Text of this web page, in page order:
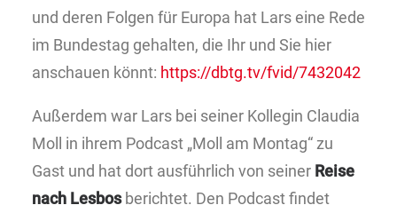
und deren Folgen für Europa hat Lars eine Rede
im Bundestag gehalten, die Ihr und Sie hier
anschauen könnt: https://dbtg.tv/fvid/7432042
Außerdem war Lars bei seiner Kollegin Claudia
Moll in ihrem Podcast „Moll am Montag“ zu
Gast und hat dort ausführlich von seiner Reise
nach Lesbos berichtet. Den Podcast findet